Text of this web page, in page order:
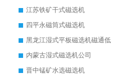
江苏铁矿干式磁选机
四平永磁筒式磁选机
黑龙江湿式平板磁选机磁通低
内蒙古湿式磁选机公司
晋中锰矿水选磁选机